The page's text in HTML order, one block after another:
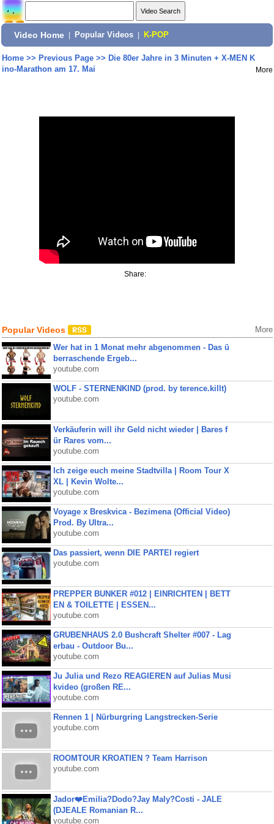
Video Home Popular Videos K-POP
Home>> Previous Page>> Die 80er Jahre in 3 Minuten + X-MEN K
ino-Marathon am 17. Mai
More
Share:
Popular Videos More
Wer hat in 1 Monat mehr abgenommen - Das ü
berraschende Ergeb...
youtube.com
WOLF - STERNENKIND (prod. by terence.killt)
youtube.com
Verkäuferin will ihr Geld nicht wieder | Bares f
ür Rares vom...
youtube.com
Ich zeige euch meine Stadtvilla | Room Tour X
XL | Kevin Wolte...
youtube.com
Voyage x Breskvica - Bezimena (Official Video)
Prod. By Ultra...
youtube.com
Das passiert, wenn DIE PARTEI regiert
youtube.com
PREPPER BUNKER #012 | EINRICHTEN | BETT
EN & TOILETTE | ESSEN...
youtube.com
GRUBENHAUS 2.0 Bushcraft Shelter #007 - Lag
erbau - Outdoor Bu...
youtube.com
Ju Julia und Rezo REAGIEREN auf Julias Musi
kvideo (großen RE...
youtube.com
Rennen 1 | Nürburgring Langstrecken-Serie
youtube.com
ROOMTOUR KROATIEN ? Team Harrison
youtube.com
Jador❤️Emilia?Dodo?Jay Maly?Costi - JALE
(DJEALE Romanian R...
youtube.com